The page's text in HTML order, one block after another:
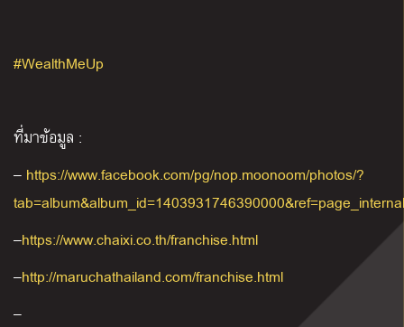
#WealthMeUp
ที่มาข้อมูล :
– https://www.facebook.com/pg/nop.moonoom/photos/?
tab=album&album_id=1403931746390000&ref=page_internal
–https://www.chaixi.co.th/franchise.html
–http://maruchathailand.com/franchise.html
–